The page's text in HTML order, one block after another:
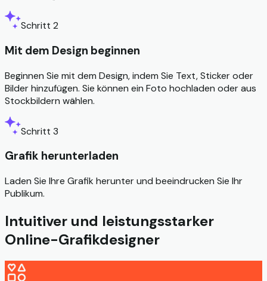
Schritt 2
Mit dem Design beginnen
Beginnen Sie mit dem Design, indem Sie Text, Sticker oder
Bilder hinzufügen. Sie können ein Foto hochladen oder aus
Stockbildern wählen.
Schritt 3
Grafik herunterladen
Laden Sie Ihre Grafik herunter und beeindrucken Sie Ihr
Publikum.
Intuitiver und leistungsstarker
Online-Grafikdesigner